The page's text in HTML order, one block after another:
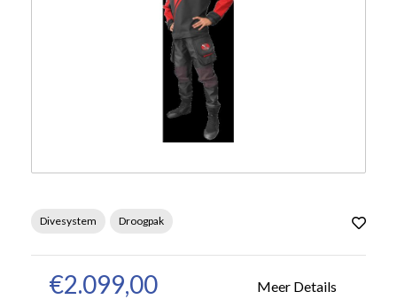
Divesystem Droogpak
€2.099,00 Meer Details